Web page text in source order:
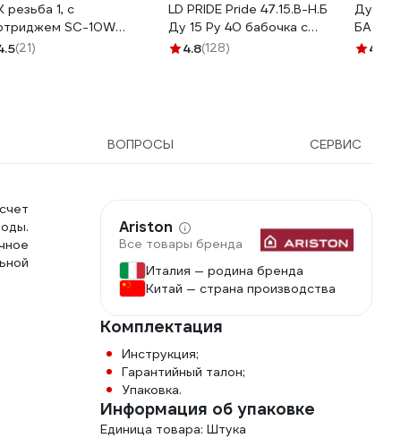
резьба 1, с
SC-10W
85073
(21)
LD PRIDE Pride 47.15.В-Н.Б
Ду 15 Ру 40 бабочка с
биркой LD 47.312.15
4.8(128)
Ду15
4.9
ВОПРОСЫ СЕРВИС
Ariston
Все товары бренда
Италия — родина бренда
Китай — страна производства
Комплектация
Инструкция;
Гарантийный талон;
Упаковка.
Информация об упаковке
Единица товара: Штука